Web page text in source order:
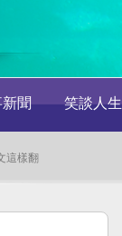
聞 笑談人生
這樣翻